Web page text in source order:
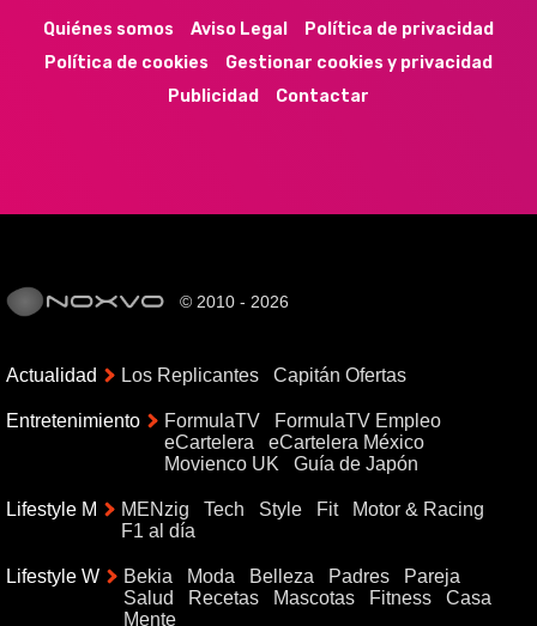
Quiénes somos Aviso Legal
Política de privacidad
Política de cookies
Gestionar cookies y privacidad
Publicidad
Contactar
© 2010 - 2026
Actualidad Los Replicantes Capitán Ofertas
Entretenimiento FormulaTV
FormulaTV Empleo
eCartelera
eCartelera México
Movienco UK
Guía de Japón
Lifestyle M MENzig Tech Style Fit
Motor & Racing
F1 al día
Lifestyle W Bekia Moda Belleza Padres
Pareja
Salud
Recetas Mascotas Fitness
Casa
Mente